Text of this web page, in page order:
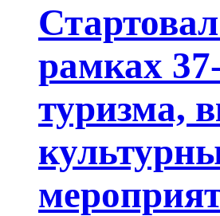
рамках
туризма,